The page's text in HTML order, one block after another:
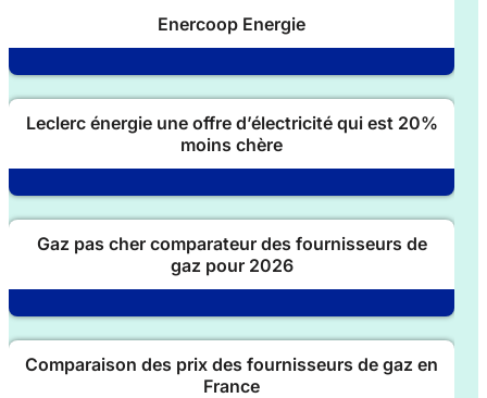
Enercoop Energie
Leclerc énergie une offre d’électricité qui est 20%
moins chère
Gaz pas cher comparateur des fournisseurs de
gaz pour 2026
Comparaison des prix des fournisseurs de gaz en
France